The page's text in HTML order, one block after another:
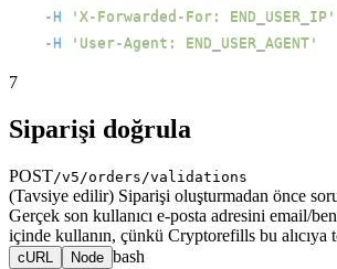
-H
'X-Forwarded-For: END_USER_IP'
-H
'User-Agent: END_USER_AGENT'
7
Siparişi doğrula
POST/v5/orders/validations
(Tavsiye edilir) Siparişi oluşturmadan önce
Gerçek son kullanıcı e-posta adresini email/
içinde kullanın, çünkü Cryptorefills bu alıcıya
cURL Node bash